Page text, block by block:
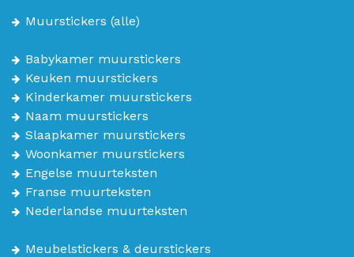
Muurstickers (alle)
Babykamer muurstickers
Keuken muurstickers
Kinderkamer muurstickers
Naam muurstickers
Slaapkamer muurstickers
Woonkamer muurstickers
Engelse muurteksten
Franse muurteksten
Nederlandse muurteksten
Meubelstickers & deurstickers